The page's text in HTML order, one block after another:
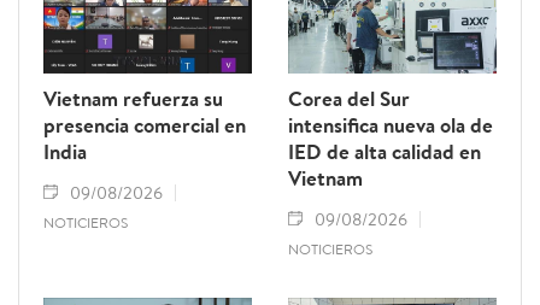
Vietnam refuerza su
presencia comercial en
India
09/08/2026
NOTICIEROS
Corea del Sur
intensifica nueva ola de
IED de alta calidad en
Vietnam
09/08/2026
NOTICIEROS